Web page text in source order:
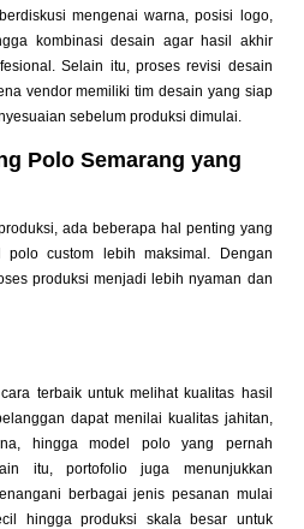
mengenai warna, posisi logo,
kombinasi desain agar hasil akhir
Selain itu, proses revisi desain
vendor memiliki tim desain yang siap
sebelum produksi dimulai.
Polo Semarang yang
ada beberapa hal penting yang
custom lebih maksimal. Dengan
produksi menjadi lebih nyaman dan
terbaik untuk melihat kualitas hasil
dapat menilai kualitas jahitan,
hingga model polo yang pernah
itu, portofolio juga menunjukkan
berbagai jenis pesanan mulai
hingga produksi skala besar untuk